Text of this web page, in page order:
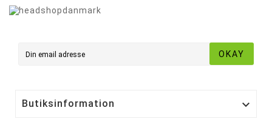
OKAY
Butiksinformation 